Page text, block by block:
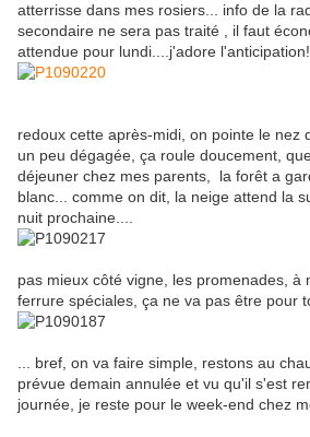
atterrisse dans mes rosiers... info de la
secondaire ne sera pas traité , il faut
attendue pour lundi....j'adore l'anticipation!
redoux cette après-midi, on pointe le nez
un peu dégagée, ça roule doucement,
déjeuner chez mes parents, la forêt a
blanc... comme on dit, la neige attend la
nuit prochaine....
pas mieux côté vigne, les promenades, à
ferrure spéciales, ça ne va pas être pour
... bref, on va faire simple, restons au
prévue demain annulée et vu qu'il s'est
journée, je reste pour le week-end chez